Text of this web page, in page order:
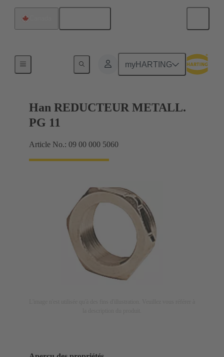
myHARTING
Presse-étoupes
Han REDUCTEUR METALL.
PG 11
Article No.: 09 00 000 5060